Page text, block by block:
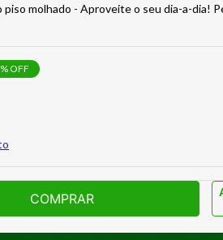
molhado - Aproveite o seu dia-a-dia!
% OFF
COMPRAR